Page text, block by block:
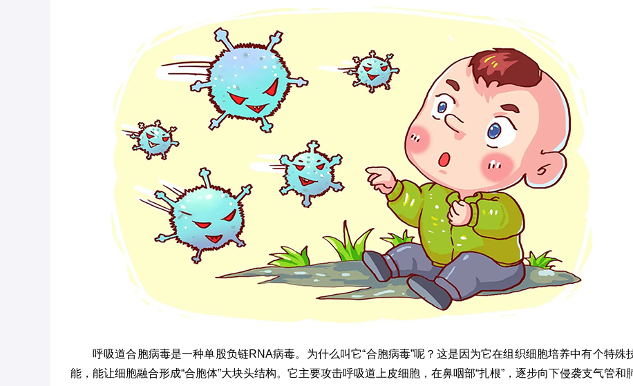
呼吸道合胞病毒是一种单股负链RNA病毒。为什么叫它“合胞病毒”呢？这是因为它在组织细胞培养中有个特殊
能，能让细胞融合形成“合胞体”大块头结构。它主要攻击呼吸道上皮细胞，在鼻咽部“扎根”，逐步向下侵袭支气管和